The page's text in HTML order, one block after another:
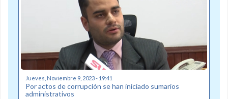
Jueves, Noviembre 9, 2023 - 19:41
Por actos de corrupción se han iniciado sumarios
administrativos